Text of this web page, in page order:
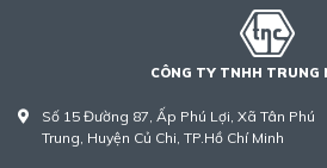
CÔNG TY TNHH TRUNG
Số 15 Đường 87, Ấp Phú Lợi, Xã Tân Phú
Trung, Huyện Củ Chi, TP.Hồ Chí Minh